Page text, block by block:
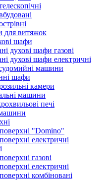
для витяжок
шафи
духові шафи газові
духові шафи електричні
машини
шафи
камери
машини
печі
"Domino"
електричні
газові
електричні
комбіновані